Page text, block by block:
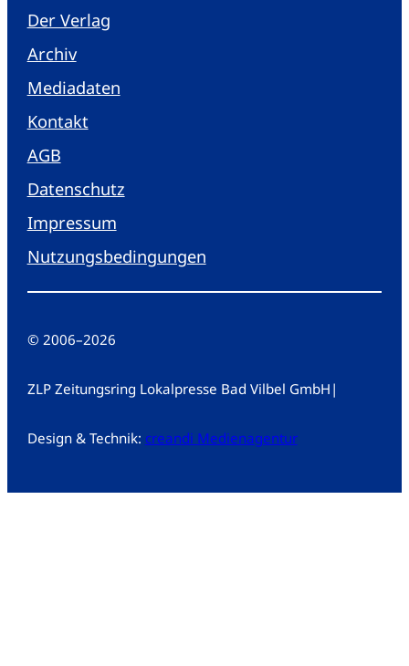
Der Verlag
Archiv
Mediadaten
Kontakt
AGB
Datenschutz
Impressum
Nutzungsbedingungen
© 2006–2026
ZLP Zeitungsring Lokalpresse Bad Vilbel GmbH |
Design & Technik: creandi Medienagentur